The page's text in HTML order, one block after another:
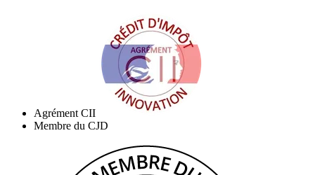
Agrément CII
Membre du CJD